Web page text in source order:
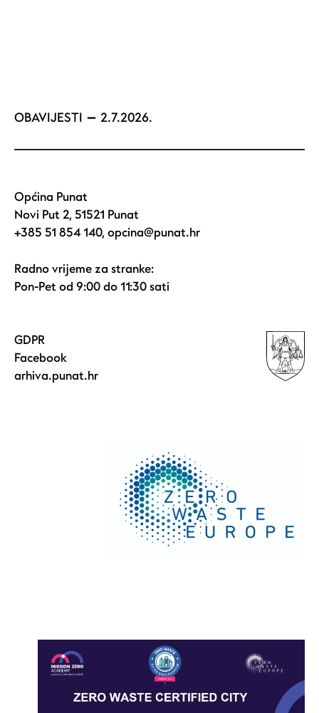
OBAVIJESTI 2.7.2026.
Općina Punat
Novi Put 2, 51521 Punat
+385 51 854 140,opcina@punat.hr
Radno vrijeme za stranke:
Pon-Pet od 9:00 do 11:30 sati
GDPR
Facebook
arhiva.punat.hr